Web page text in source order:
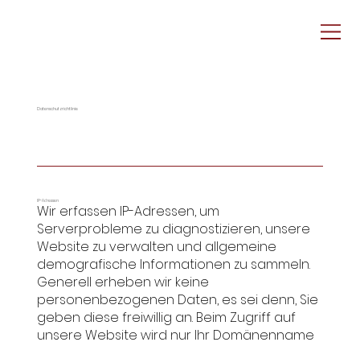
Datenschutzrichtlinie
IP-Adressen
Wir erfassen IP-Adressen, um
Serverprobleme zu diagnostizieren, unsere
Website zu verwalten und allgemeine
demografische Informationen zu sammeln.
Generell erheben wir keine
personenbezogenen Daten, es sei denn, Sie
geben diese freiwillig an. Beim Zugriff auf
unsere Website wird nur Ihr Domänenname